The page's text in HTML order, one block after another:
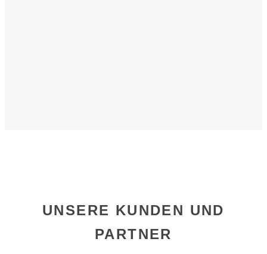
UNSERE KUNDEN UND
PARTNER